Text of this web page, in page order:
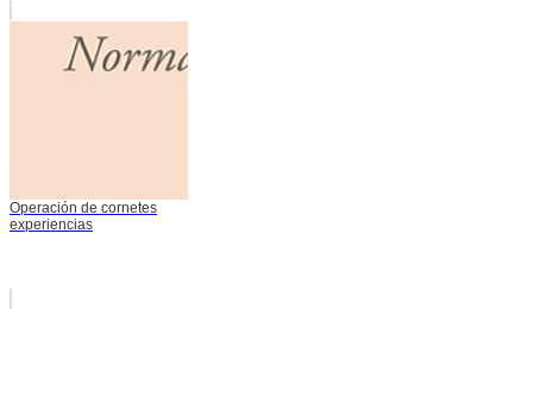
Operación de cornetes
experiencias